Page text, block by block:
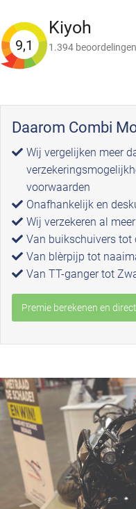
9,1
Kiyoh
1.394 beoordelingen
Daarom Combi
Wij vergelijken meer
voorwaarden
Onafhankelijk en
Wij verzekeren al
Van buikschuivers tot
Van blèrpijp tot
Van TT-ganger tot
Premie berekenen en